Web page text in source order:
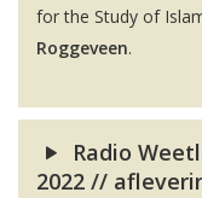
for the Study of
Roggeveen.
Radio
2022 //